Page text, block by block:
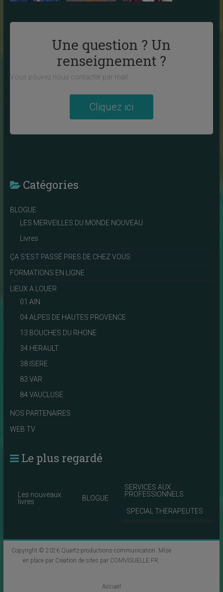
Une question ? Un
renseignement ?
Vous pouvez nous contacter par mail :
Cliquez ici
Catégories
BLOGUE
LES MERVEILLES DU MONDE NOUVEAU
Livres
ÇA S'EST PASSÉ PRES DE CHEZ VOUS
FORMATIONS EN LIGNE
LIEUX A LOUER
01 AIN
04 ALPES DE HAUTES PROVENCE
13 BOUCHES DU RHONE
34 HERAULT
38 ISERE
83 VAR
84 VAUCLUSE
NOS PARTENAIRES
WEB TV
Le plus regardé
Les nouveaux
livres
BLOGUE
SERVICES AUX
PROFESSIONNELS
SPECIAL THERAPEUTES
Copyright © 2026 Quartz-productions-communication. Mise
en place par Création de sites par COMVISUELLE.FR.
Accueil